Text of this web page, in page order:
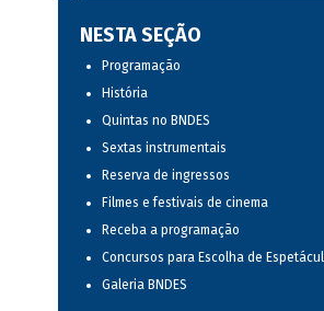
NESTA SEÇÃO
Programação
História
Quintas no BNDES
Sextas instrumentais
Reserva de ingressos
Filmes e festivais de cinema
Receba a programação
Concursos para Escolha de
Galeria BNDES